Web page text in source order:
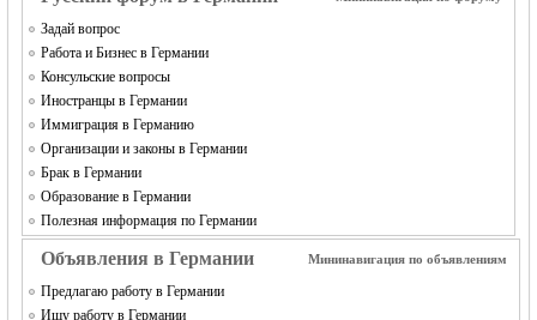
Задай вопрос
Работа и Бизнес в Германии
Консульские вопросы
Иностранцы в Германии
Иммиграция в Германию
Организации и законы в Германии
Брак в Германии
Образование в Германии
Полезная информация по Германии
Объявления в Германии Мининавигация по объявлениям
Предлагаю работу в Германии
Ищу работу в Германии